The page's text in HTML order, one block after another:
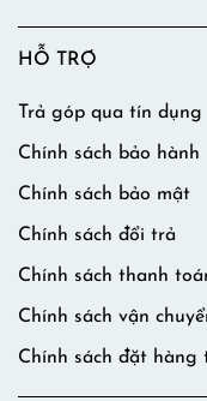
HỖ TRỢ
Trả góp qua tín dụng
Chính sách bảo hành
Chính sách bảo mật
Chính sách đổi trả
Chính sách thanh
Chính sách vận
Chính sách đặt hàng